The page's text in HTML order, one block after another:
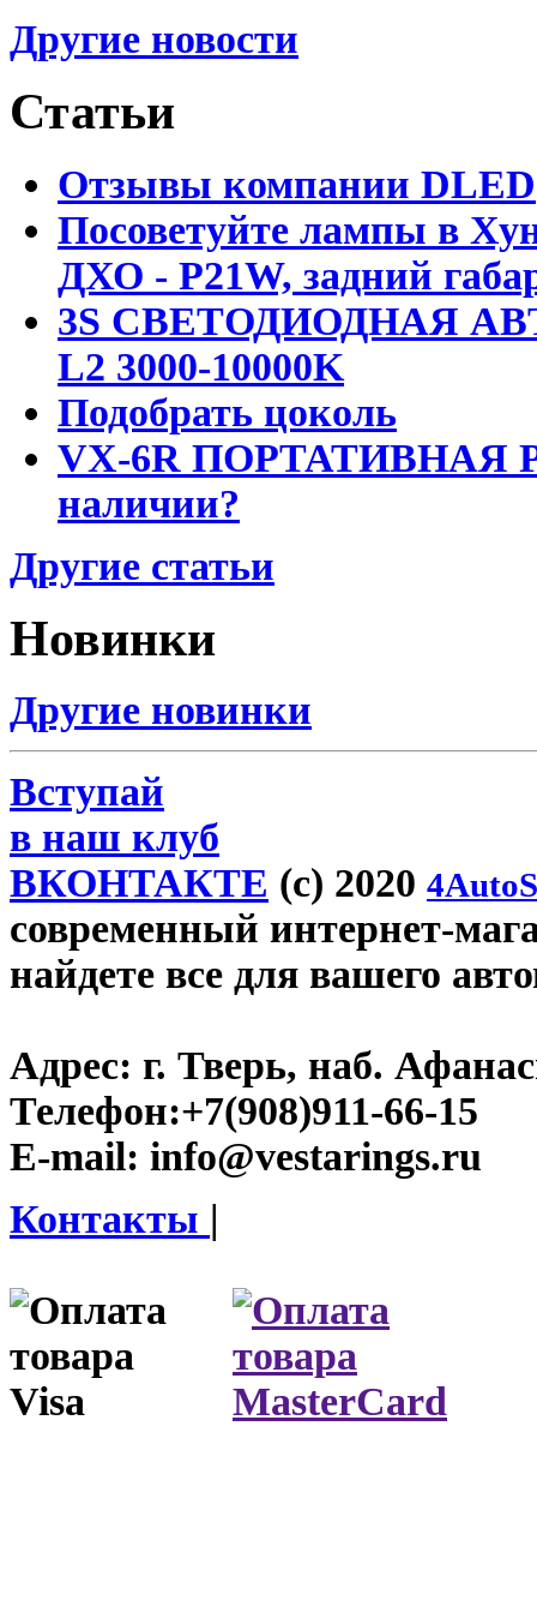
Другие новости
Статьи
Отзывы компании DLED
Посоветуйте лампы в
ДХО - P21W, задний
3S СВЕТОДИОДНАЯ
L2 3000-10000K
Подобрать цоколь
VX-6R ПОРТАТИВНАЯ
наличии?
Другие статьи
Новинки
Другие новинки
Вступай
в наш клуб
ВКОНТАКТЕ (c) 2020
современный интернет-
найдете все для вашего
Адрес: г. Тверь, наб.
Телефон:+7(908)911-66-15
E-mail: info@vestarings.ru
Контакты |